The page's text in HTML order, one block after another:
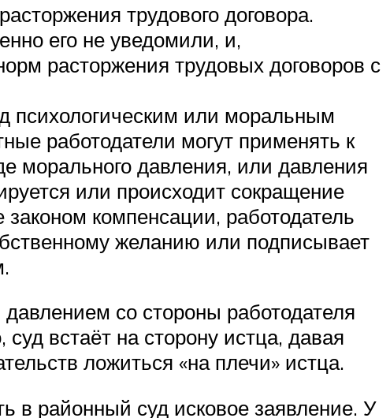
трудового договора.
его не уведомили, и,
расторжения трудовых договоров с
психологическим или моральным
работодатели могут применять к
морального давления, или давления
или происходит сокращение
компенсации, работодатель
желанию или подписывает
со стороны работодателя
встаёт на сторону истца, давая
ложиться «на плечи» истца.
в районный суд исковое заявление. У